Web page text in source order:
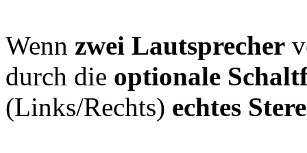
Wenn zwei Lautsprecher
durch die optionale
(Links/Rechts) echtes